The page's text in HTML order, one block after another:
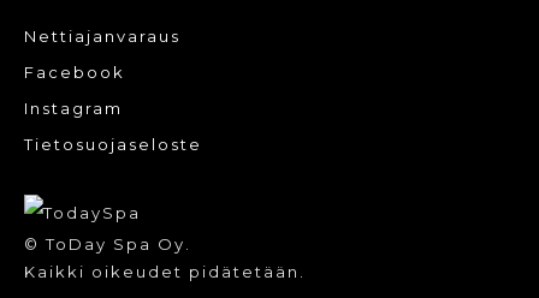
Nettiajanvaraus
Facebook
Instagram
Tietosuojaseloste
© ToDay Spa Oy.
Kaikki oikeudet pidätetään.